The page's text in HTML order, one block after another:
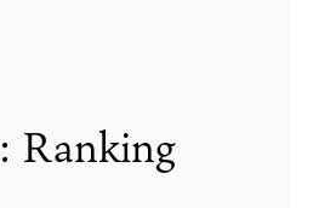
: Ranking